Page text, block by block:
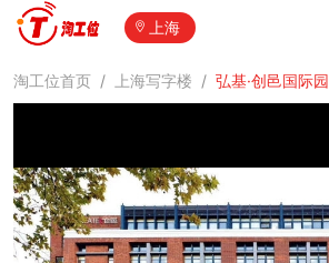
上海
淘工位首页 / 上海写字楼 / 弘基·创邑国际园